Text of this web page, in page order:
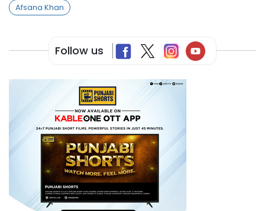
Afsana Khan
Follow us